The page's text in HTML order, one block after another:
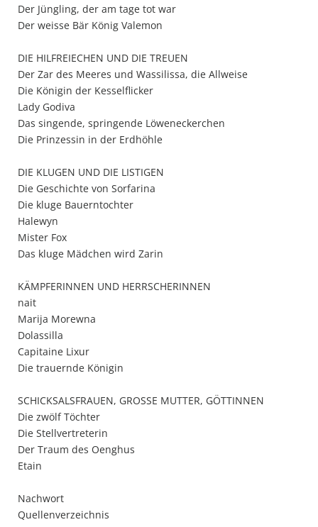
Der Jüngling, der am tage tot war
Der weisse Bär König Valemon
DIE HILFREIECHEN UND DIE TREUEN
Der Zar des Meeres und Wassilissa, die Allweise
Die Königin der Kesselflicker
Lady Godiva
Das singende, springende Löweneckerchen
Die Prinzessin in der Erdhöhle
DIE KLUGEN UND DIE LISTIGEN
Die Geschichte von Sorfarina
Die kluge Bauerntochter
Halewyn
Mister Fox
Das kluge Mädchen wird Zarin
KÄMPFERINNEN UND HERRSCHERINNEN
nait
Marija Morewna
Dolassilla
Capitaine Lixur
Die trauernde Königin
SCHICKSALSFRAUEN, GROSSE MUTTER, GÖTTINNEN
Die zwölf Töchter
Die Stellvertreterin
Der Traum des Oenghus
Etain
Nachwort
Quellenverzeichnis